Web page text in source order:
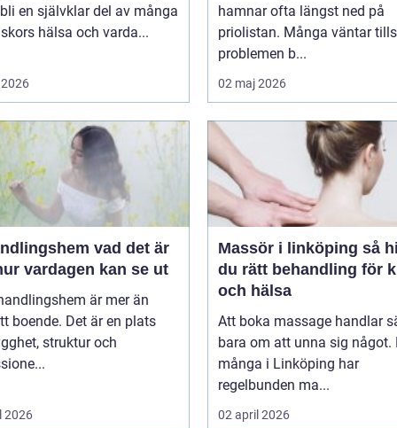
en självklar del av många
hälsa och varda...
hamnar ofta längst ned på
priolistan. Många väntar tills
problemen b...
02 maj 2026
vad det är
vardagen kan se ut
är mer än
boende. Det är en plats
struktur och
2026
Massör i linköping så hittar
du rätt behandling för
och hälsa
Att boka massage handlar
bara om att unna sig något.
många i Linköping har
regelbunden ma...
02 april 2026